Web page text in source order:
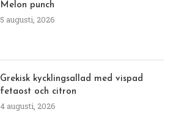
Melon punch
5 augusti, 2026
Grekisk kycklingsallad med vispad
fetaost och citron
4 augusti, 2026